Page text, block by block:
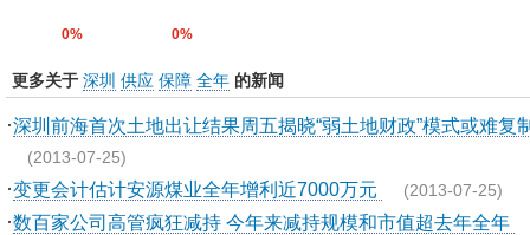
0% 0%
更多关于 深圳 供应 保障 全年 的新闻
·深圳前海首次土地出让结果周五揭晓“弱土地财政”模式或难复
(2013-07-25)
·变更会计估计安源煤业全年增利近7000万元 (2013-07-25)
·数百家公司高管疯狂减持 今年来减持规模和市值超去年全年